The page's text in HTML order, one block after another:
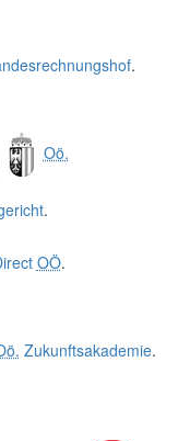
.
Oö.
.
OÖ.
Zukunftsakademie.